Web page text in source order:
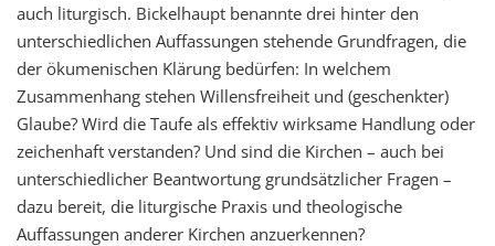
auch liturgisch. Bickelhaupt benannte drei hinter den
unterschiedlichen Auffassungen stehende Grundfragen, die
der ökumenischen Klärung bedürfen: In welchem
Zusammenhang stehen Willensfreiheit und (geschenkter)
Glaube? Wird die Taufe als effektiv wirksame Handlung oder
zeichenhaft verstanden? Und sind die Kirchen – auch bei
unterschiedlicher Beantwortung grundsätzlicher Fragen –
dazu bereit, die liturgische Praxis und theologische
Auffassungen anderer Kirchen anzuerkennen?